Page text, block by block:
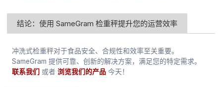
结论：使用 SameGram 检重秤提升您的运营效率
冲洗式检重秤对于食品安全、合规性和效率至关重要。
SameGram 提供可靠、创新的解决方案，满足您的特定需求。
联系我们 或者浏览我们的产品 今天！